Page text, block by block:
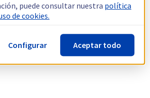
puede consultar nuestra política
de cookies.
Configurar Aceptar todo